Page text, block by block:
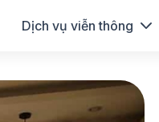
Dịch vụ viễn thông